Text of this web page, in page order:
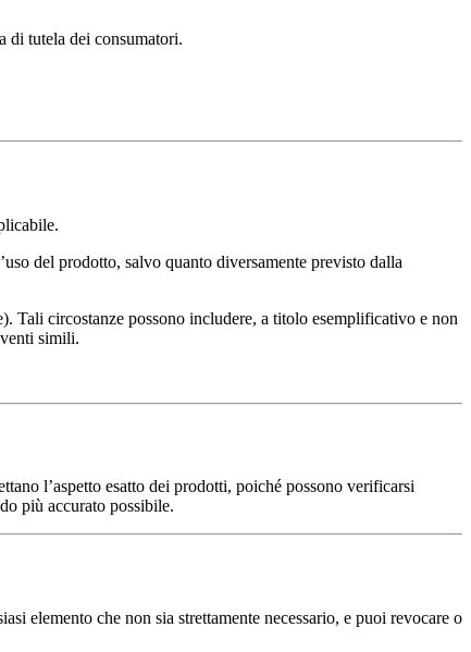
di tutela dei consumatori.
del prodotto, salvo quanto diversamente previsto dalla
Tali circostanze possono includere, a titolo esemplificativo e non
simili.
l’aspetto esatto dei prodotti, poiché possono verificarsi
più accurato possibile.
elemento che non sia strettamente necessario, e puoi revocare o